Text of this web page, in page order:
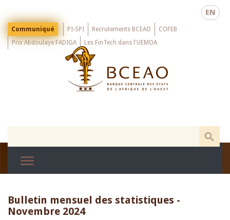
main
EN
Menu
Top
Communiqué PI-SPI Recrutements BCEAO
COFEB
Prix Abdoulaye FADIGA
Les FinTech dans l'UEMOA
Bulletin mensuel des statistiques -
Novembre 2024